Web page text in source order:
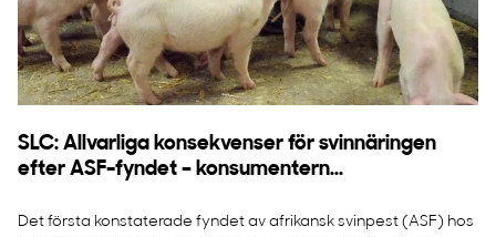
SLC: Allvarliga konsekvenser för svinnäringen
efter ASF-fyndet – konsumentern...
Det första konstaterade fyndet av afrikansk svinpest (ASF) hos